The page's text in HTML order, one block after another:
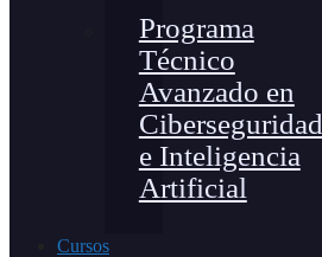
Programa
Técnico
Avanzado en
Ciberseguridad
e Inteligencia
Artificial
Cursos